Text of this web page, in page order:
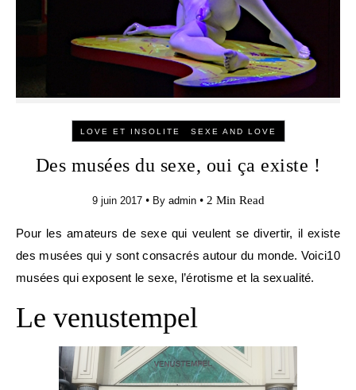
LOVE ET INSOLITE SEXE AND LOVE
Des musées du sexe, oui ça existe !
9 juin 2017 • By admin • 2 Min Read
Pour les amateurs de sexe qui veulent se divertir, il existe
des musées qui y sont consacrés autour du monde. Voici10
musées qui exposent le sexe, l’érotisme et la sexualité.
Le venustempel